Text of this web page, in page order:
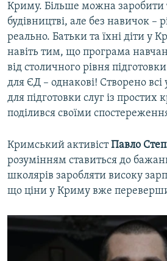
Криму. Більше можна заробити
будівництві, але без навичок –
реально. Батьки та їхні діти у
навіть тим, що програма
від столичного рівня
для ЄД – однакові! Створено всі
для підготовки слуг із простих
поділився своїми
Кримський активістПавло
розумінням ставиться до
школярів заробляти високу
що ціни у Криму вже